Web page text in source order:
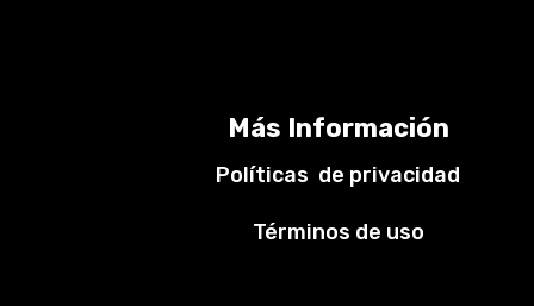
Más Información
Políticas de privacidad
Términos de uso